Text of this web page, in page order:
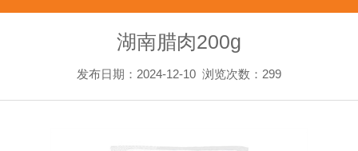
湖南腊肉200g
发布日期：2024-12-10 浏览次数： 299